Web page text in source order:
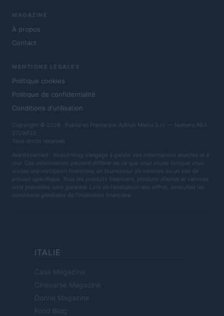
MAGAZINE
À propos
Contact
MENTIONS LÉGALES
Politique cookies
Politique de confidentialité
Conditions d'utilisation
Copyright © 2026 · Publié en France par AdHub Media S.r.l. — Numero REA
2729933
Tous droits réservés
Avertissement : Investirmag s'engage à garder vos informations exactes et à
jour. Ces informations peuvent différer de ce que vous voyez lorsque vous
visitez une institution financière, un fournisseur de services ou un site de
produit spécifique. Tous les produits financiers, produits d'achat et services
sont présentés sans garantie. Lors de l'évaluation des offres, consultez les
conditions générales de l'institution financière.
ITALIE
Casa Magazine
Cineverse Magazine
Donne Magazine
Food Blog